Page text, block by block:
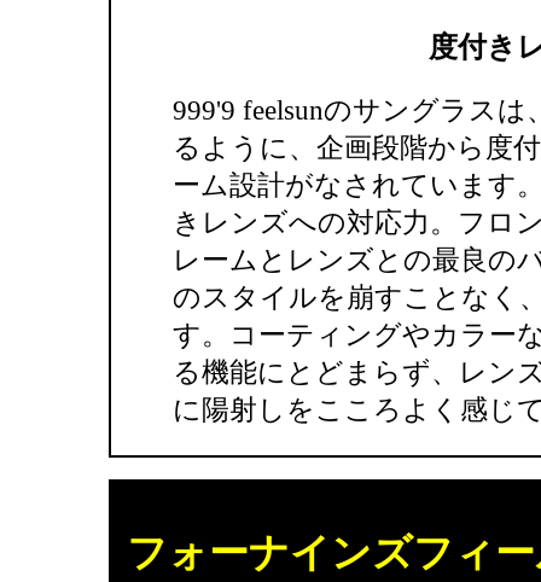
度付き
999'9 feelsunのサングラス
るように、企画段階から度
ーム設計がなされています
きレンズへの対応力。フロ
レームとレンズとの最良の
のスタイルを崩すことなく
す。コーティングやカラー
る機能にとどまらず、レン
に陽射しをこころよく感じ
フォーナインズフィ